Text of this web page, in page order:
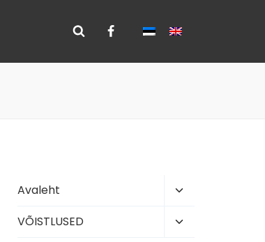
Avaleht
Toggle
menu
VÕISTLUSED
Toggle